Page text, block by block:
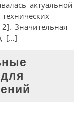
актуальной
Значительная
[…]